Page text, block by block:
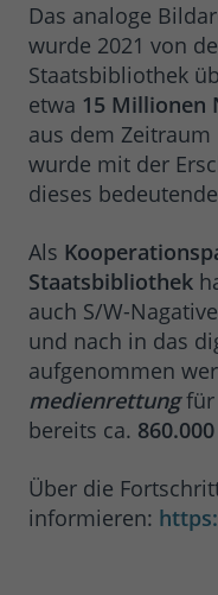
Das analoge
wurde 2021 von
Staatsbibliothek
etwa 15 Millionen
aus dem Zeitraum
wurde mit der
dieses
Als
Staatsbibliothek
auch S/W-
und nach in das
aufgenommen
medienrettungfür
bereits ca.
Über die
informieren: